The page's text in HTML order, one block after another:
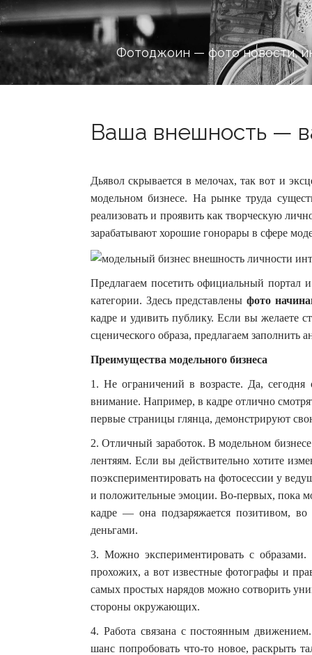
Фотоджоин — фото новости,
Ваша внешность —
Дьявол скрывается в мелочах, так вот и
модельном бизнесе. На рынке труда
реализовать и проявить как творческую
зарабатывают хорошие гонорары в сфере
Предлагаем посетить официальный портал
категории. Здесь представленыфото
кадре и удивить публику. Если вы желаете
сценического образа, предлагаем заполнить
Преимущества модельного бизнеса
1. Не ограничений в возрасте. Да, сегодня
внимание. Например, в кадре отлично
первые страницы глянца, демонстрируют
2. Отличный заработок. В модельном
лентяям. Если вы действительно хотите
поэкспериментировать на фотосессии у
и положительные эмоции. Во-первых, пока
кадре — она подзаряжается позитивом,
деньгами.
3. Можно экспериментировать с
прохожих, а вот известные фотографы и
самых простых нарядов можно сотворить
стороны окружающих.
4. Работа связана с постоянным
шанс попробовать что-то новое, раскрыть